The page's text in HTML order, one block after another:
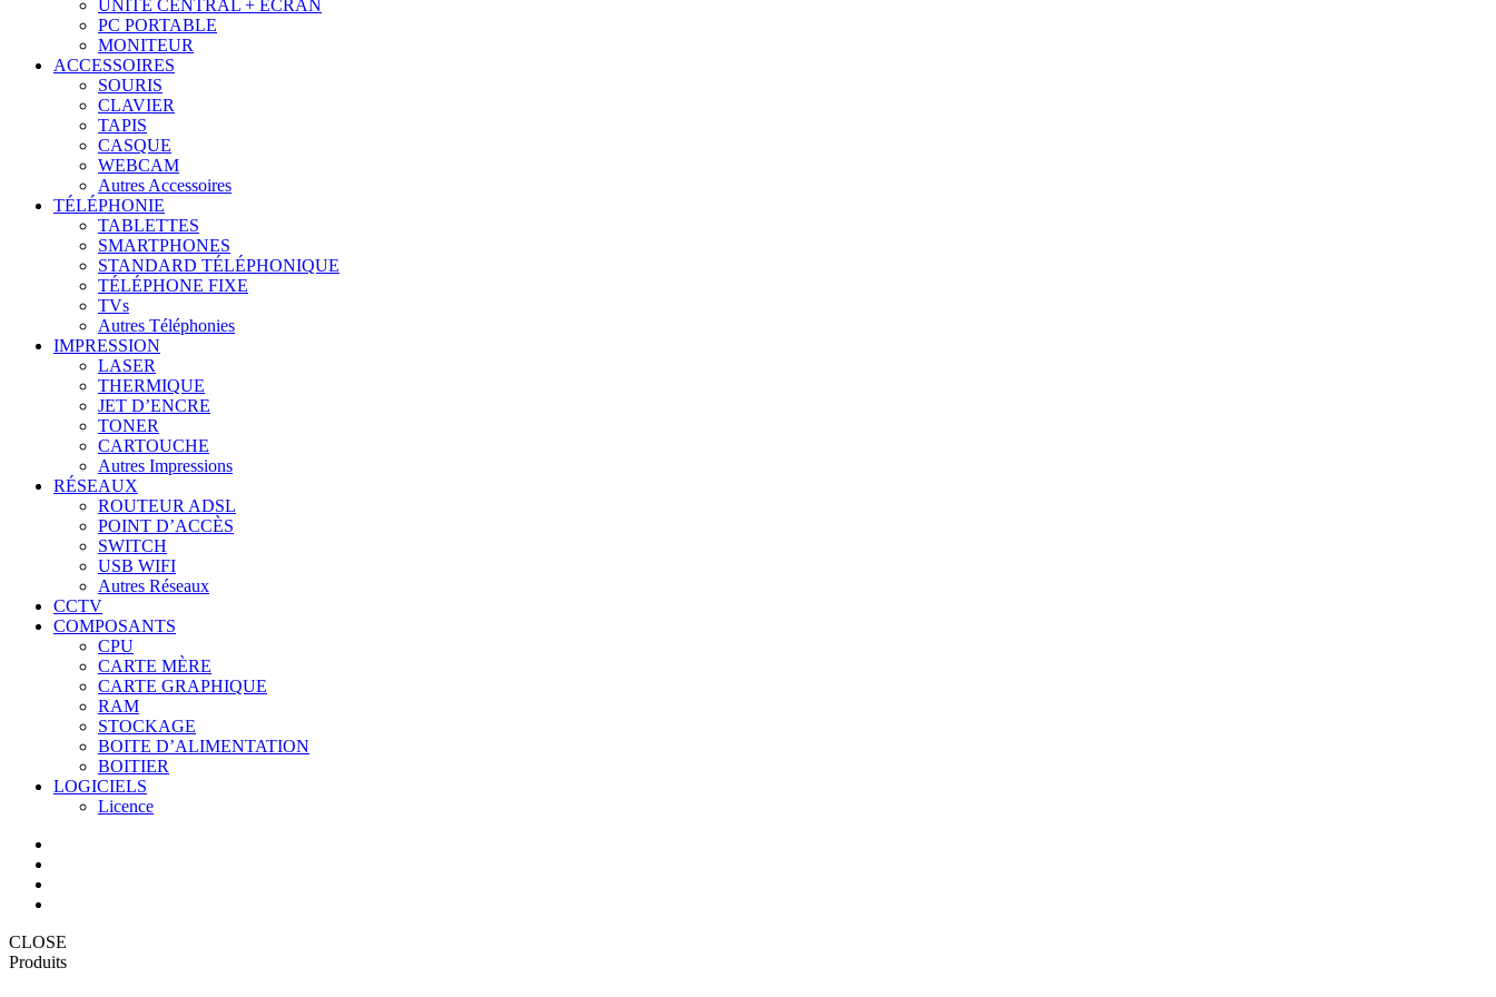
UNITÉ CENTRAL + ÉCRAN
PC PORTABLE
MONITEUR
ACCESSOIRES
SOURIS
CLAVIER
TAPIS
CASQUE
WEBCAM
Autres Accessoires
TÉLÉPHONIE
TABLETTES
SMARTPHONES
STANDARD TÉLÉPHONIQUE
TÉLÉPHONE FIXE
TVs
Autres Téléphonies
IMPRESSION
LASER
THERMIQUE
JET D’ENCRE
TONER
CARTOUCHE
Autres Impressions
RÉSEAUX
ROUTEUR ADSL
POINT D’ACCÈS
SWITCH
USB WIFI
Autres Réseaux
CCTV
COMPOSANTS
CPU
CARTE MÈRE
CARTE GRAPHIQUE
RAM
STOCKAGE
BOITE D’ALIMENTATION
BOITIER
LOGICIELS
Licence
CLOSE
Produits